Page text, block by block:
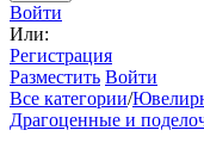
Войти
Или:
Регистрация
Разместить Войти
Все категории/
Драгоценные и